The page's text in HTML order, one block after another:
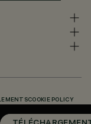
COOKIE POLICY